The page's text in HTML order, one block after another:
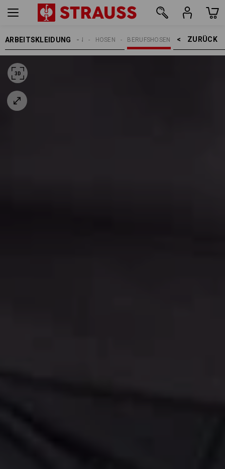
ARBEITSKLEIDUNG ZURÜCK    >
BERUFSHOSEN
HOSEN
DAMEN